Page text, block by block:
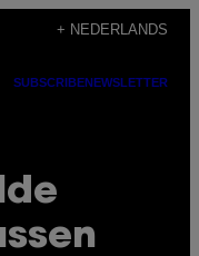
+ NEDERLANDS
SUBSCRIBENEWSLETTER